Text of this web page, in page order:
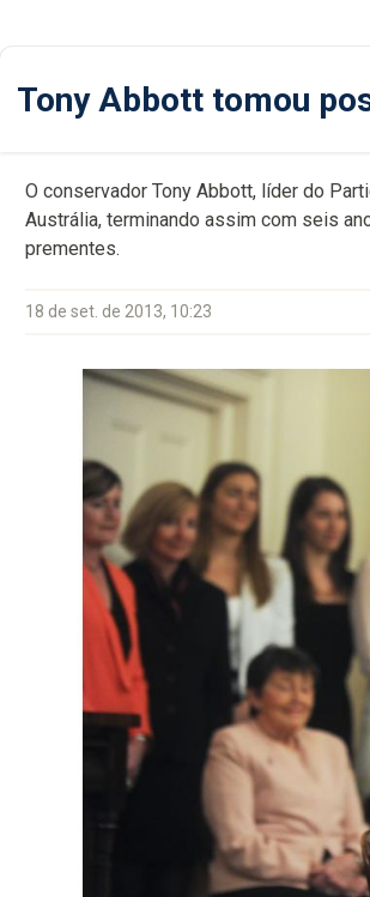
Tony Abbott tomou
O conservador Tony Abbott, líder do
Austrália, terminando assim com seis
prementes.
18 de set. de 2013, 10:23